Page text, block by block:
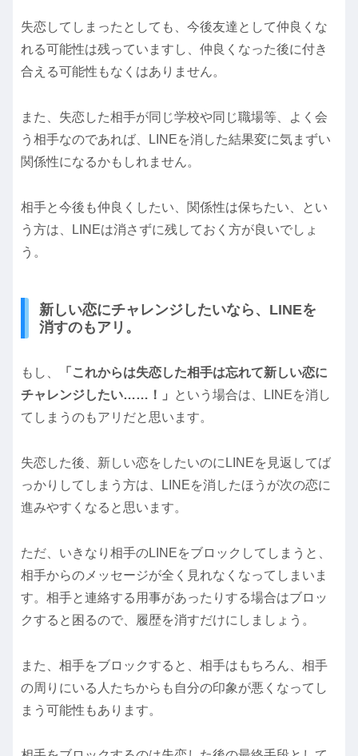
失恋してしまったとしても、今後友達として仲良くな
れる可能性は残っていますし、仲良くなった後に付き
合える可能性もなくはありません。
また、失恋した相手が同じ学校や同じ職場等、よく会
う相手なのであれば、LINEを消した結果変に気まずい
関係性になるかもしれません。
相手と今後も仲良くしたい、関係性は保ちたい、とい
う方は、LINEは消さずに残しておく方が良いでしょ
う。
新しい恋にチャレンジしたいなら、LINEを
消すのもアリ。
もし、
「これからは失恋した相手は忘れて新しい恋に
チャレンジしたい……！」
という場合は、LINEを消し
てしまうのもアリだと思います。
失恋した後、新しい恋をしたいのにLINEを見返してば
っかりしてしまう方は、LINEを消したほうが次の恋に
進みやすくなると思います。
ただ、いきなり相手のLINEをブロックしてしまうと、
相手からのメッセージが全く見れなくなってしまいま
す。相手と連絡する用事があったりする場合はブロッ
クすると困るので、履歴を消すだけにしましょう。
また、相手をブロックすると、相手はもちろん、相手
の周りにいる人たちからも自分の印象が悪くなってし
まう可能性もあります。